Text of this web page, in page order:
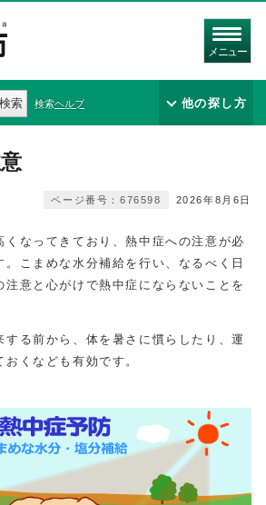
メニュー
検索 検索ヘルプ 他の探し方
2026年8月6日
ページ番号：676598
なってきており、熱中症への注意が必
こまめな水分補給を行い、なるべく日
注意と心がけで熱中症にならないことを
る前から、体を暑さに慣らしたり、運
くなども有効です。